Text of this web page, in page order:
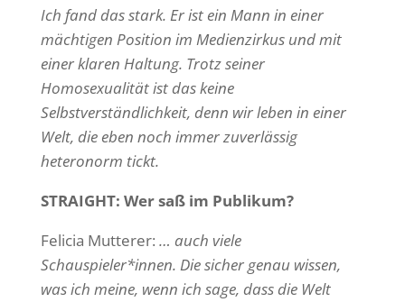
Ich fand das stark. Er ist ein Mann in einer
mächtigen Position im Medienzirkus und mit
einer klaren Haltung. Trotz seiner
Homosexualität ist das keine
Selbstverständlichkeit, denn wir leben in einer
Welt, die eben noch immer zuverlässig
heteronorm tickt.
STRAIGHT: Wer saß im Publikum?
Felicia Mutterer: … auch viele
Schauspieler*innen. Die sicher genau wissen,
was ich meine, wenn ich sage, dass die Welt